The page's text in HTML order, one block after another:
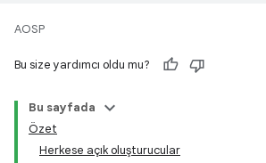
AOSP
Bu size yardımcı oldu mu?
Bu sayfada
Özet
Herkese açık oluşturucular